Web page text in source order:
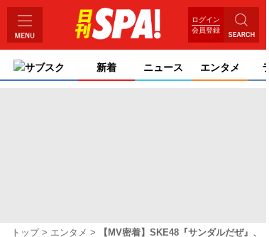
ログイン
会員登録
サブスク 新着 ニュース エンタメ
トップ エンタメ
【MV密着】SKE48『サンダルだぜ』、